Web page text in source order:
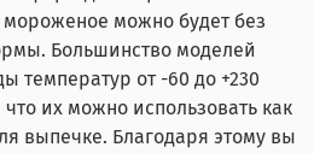
мороженое можно будет без
Большинство моделей
температур от -60 до +230
что их можно использовать как
выпечке. Благодаря этому вы